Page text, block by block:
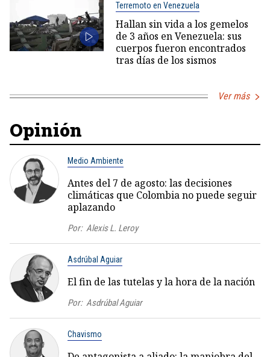
Terremoto en Venezuela
Hallan sin vida a los gemelos
de 3 años en Venezuela: sus
cuerpos fueron encontrados
tras días de los sismos
Ver más
Opinión
Medio Ambiente
Antes del 7 de agosto: las decisiones
climáticas que Colombia no puede seguir
aplazando
Por: Alexis L. Leroy
Asdrúbal Aguiar
El fin de las tutelas y la hora de la nación
Por: Asdrúbal Aguiar
Chavismo